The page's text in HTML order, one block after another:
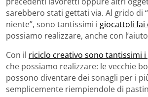
sarebbero stati gettati via. Al grido di
niente”, sono tantissimi i giocattoli fai
possiamo realizzare, anche con
Con il riciclo creativo sono tantissimi
che possiamo realizzare: le vecchie
possono diventare dei sonagli per i
semplicemente riempiendole di